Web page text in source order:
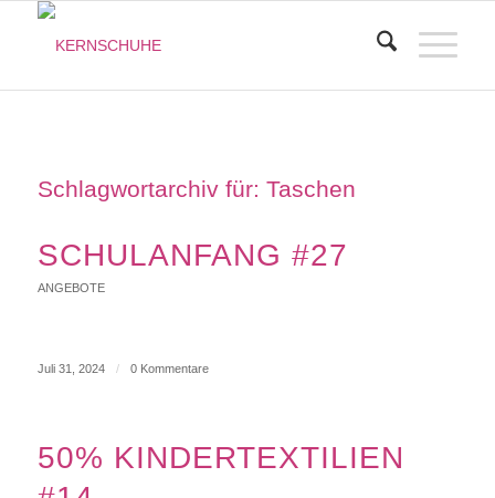
Schlagwortarchiv für: Taschen
SCHULANFANG #27
ANGEBOTE
Juli 31, 2024 / 0 Kommentare
50% KINDERTEXTILIEN